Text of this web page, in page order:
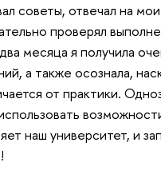
советы, отвечал на
проверял
месяца я получила
а также осознала,
от практики.
наш университет, и